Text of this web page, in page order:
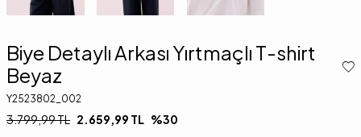
Biye Detaylı Arkası Yırtmaçlı T-shirt
Beyaz
Y2523802_002
3.799,99TL 2.659,99 TL %30